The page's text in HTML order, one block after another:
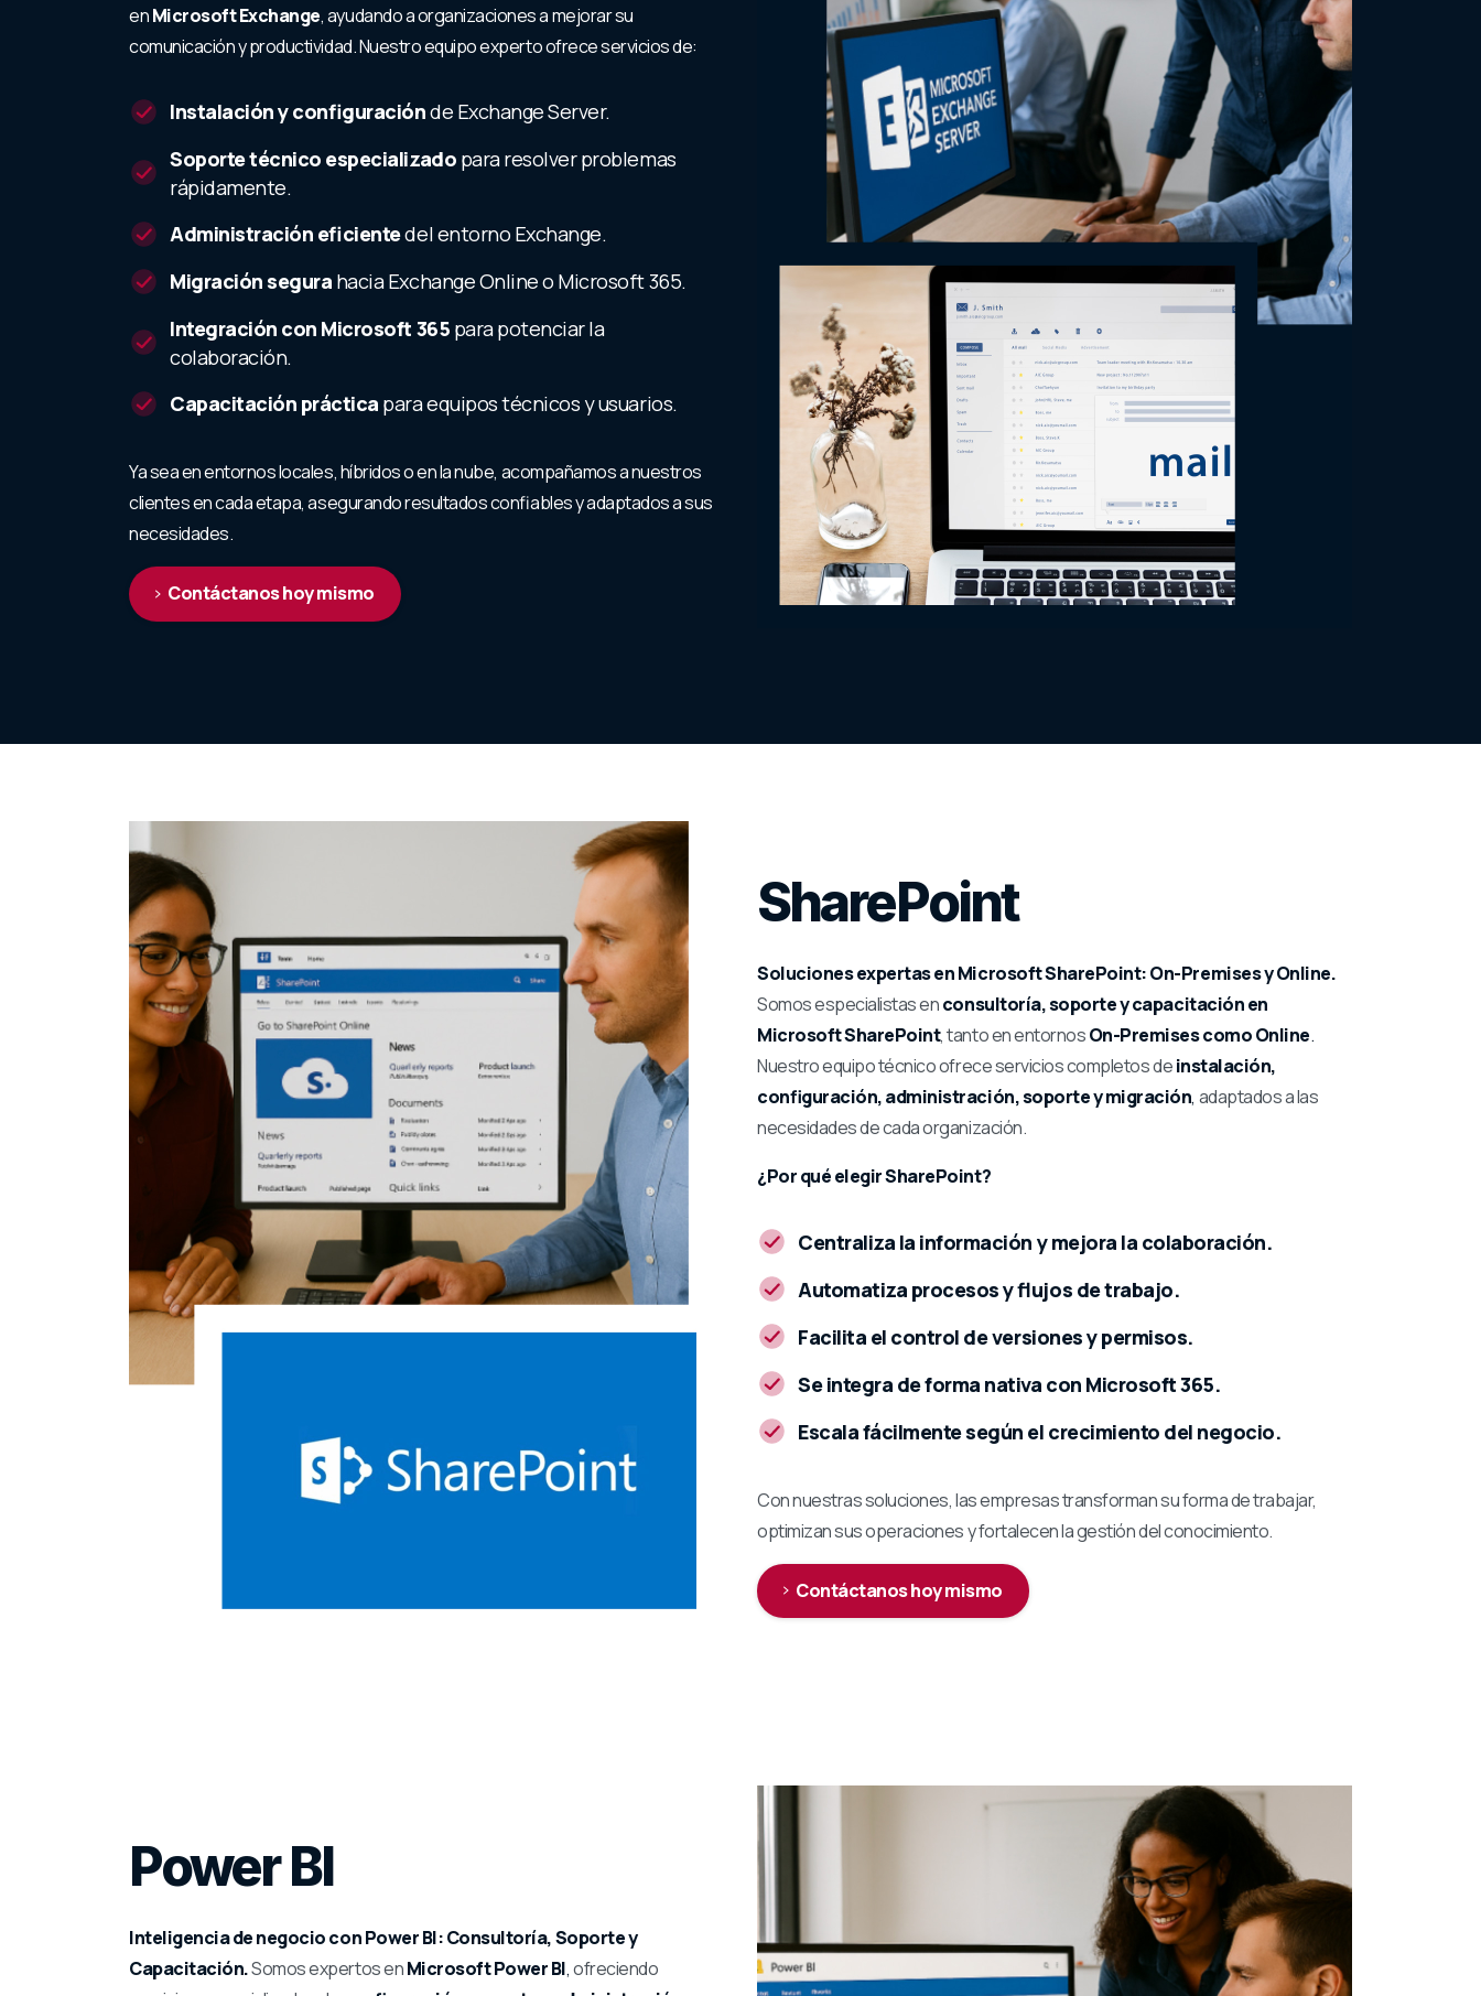
enMicrosoft Exchange, ayudando a organizaciones a mejorar su
comunicación y productividad. Nuestro equipo experto ofrece servicios de:
Instalación y configuraciónde Exchange Server.
Soporte técnico especializado para resolver problemas
rápidamente.
Administración eficientedel entorno Exchange.
Migración segura hacia Exchange Online o Microsoft 365.
Integración con Microsoft 365 para potenciar la
colaboración.
Capacitación práctica para equipos técnicos y usuarios.
Ya sea en entornos locales, híbridos o en la nube, acompañamos a nuestros
clientes en cada etapa, asegurando resultados confiables y adaptados a sus
necesidades.
Contáctanos hoy mismo
SharePoint
Soluciones expertas en Microsoft SharePoint: On-Premises y Online.
Somos especialistas enconsultoría, soporte y capacitación en
Microsoft SharePoint, tanto en entornosOn-Premises como Online.
Nuestro equipo técnico ofrece servicios completos deinstalación,
configuración, administración, soporte y migración, adaptados a las
necesidades de cada organización.
¿Por qué elegir SharePoint?
Centraliza la información y mejora la colaboración.
Automatiza procesos y flujos de trabajo.
Facilita el control de versiones y permisos.
Se integra de forma nativa con Microsoft 365.
Escala fácilmente según el crecimiento del negocio.
Con nuestras soluciones, las empresas transforman su forma de trabajar,
optimizan sus operaciones y fortalecen la gestión del conocimiento.
Contáctanos hoy mismo
Power BI
Inteligencia de negocio con Power BI: Consultoría, Soporte y
Capacitación.Somos expertos enMicrosoft Power BI,ofreciendo